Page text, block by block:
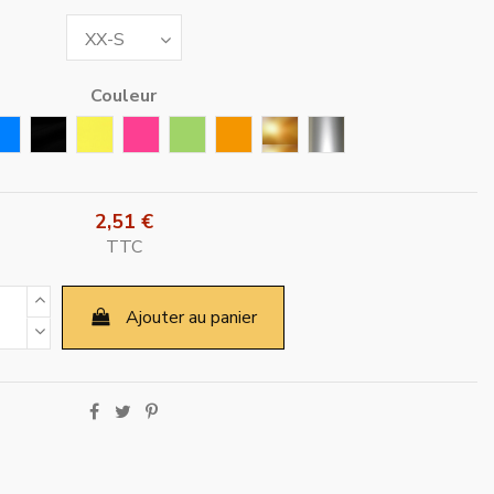
Couleur
OrangeOr Argent
2,51 €
TTC
Ajouter au panier